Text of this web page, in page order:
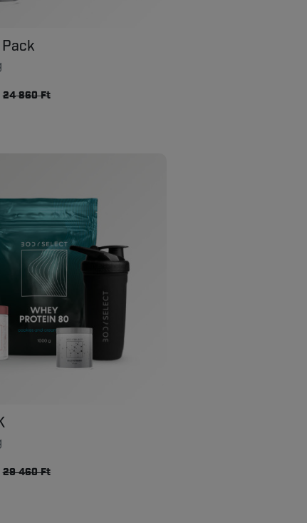
24 860 Ft
29 460 Ft